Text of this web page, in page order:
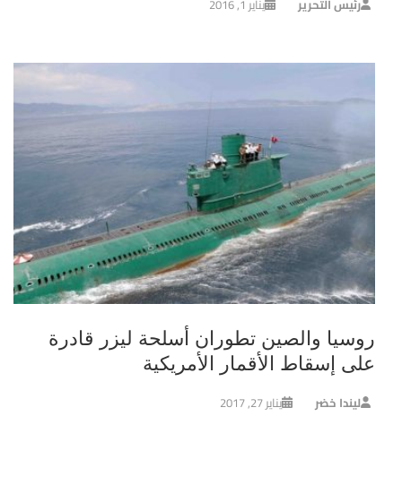
رئيس التحرير يناير 1, 2016
روسيا والصين تطوران أسلحة ليزر قادرة
على إسقاط الأقمار الأمريكية
ليندا خضر يناير 27, 2017